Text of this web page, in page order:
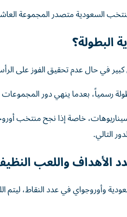
متصدر المجموعة العاشرة في
البطولة؟
في حال عدم تحقيق الفوز على
رسمياً، بعدما ينهي دور المجموعات
خاصة إذا نجح منتخب
التالي.
واللعب
وأوروجواي في عدد النقاط، ليتم